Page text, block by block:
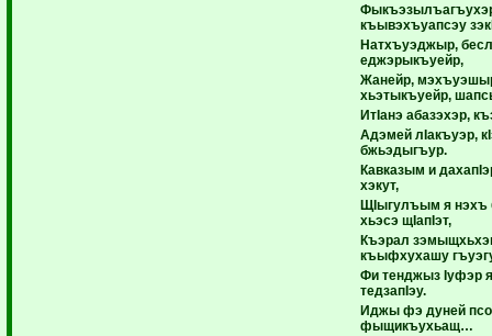
къывэхъуапсэу
Натхъуэджыр,
еджэрыкъуейр,
Жанейр,
хьэтыкъуейр,
ИтIанэ абазэхэр,
Адэмей лIакъуэр,
бжьэдыгъур.
Кавказым и
хэкут,
ЩIыгулъым я нэхъ
хьэсэ щIапIэт,
Къэрал
къыфхухашу
Фи тенджыз Iуфэр
тедзапIэу.
Иджы фэ дуней
фыщикъухьащ…